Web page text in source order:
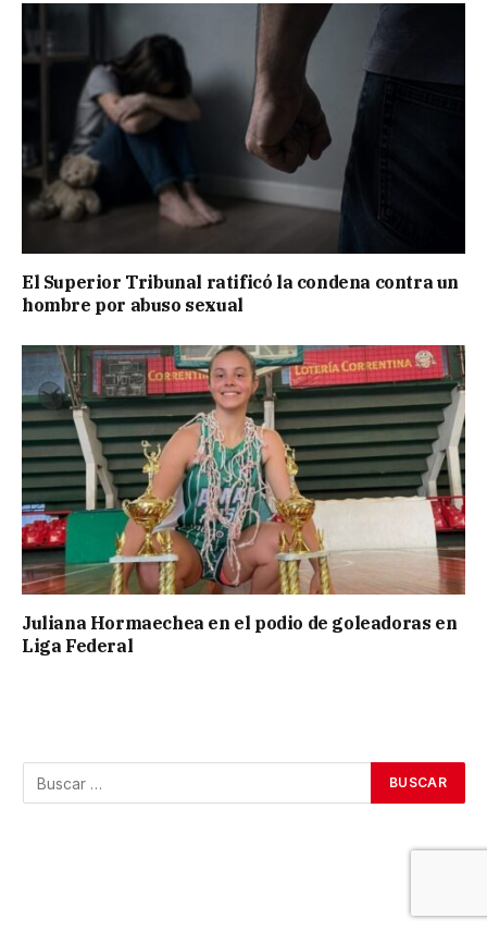
El Superior Tribunal ratificó la condena contra un
hombre por abuso sexual
Juliana Hormaechea en el podio de goleadoras en
Liga Federal